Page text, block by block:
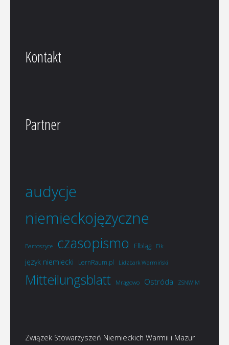
Kontakt
Partner
audycje
niemieckojęzyczne
Bartoszyce czasopismo Elbląg Ełk
język niemiecki LernRaum.pl Lidzbark Warmiński
Mitteilungsblatt Mrągowo Ostróda ZSNWiM
Związek Stowarzyszeń Niemieckich Warmii i Mazur